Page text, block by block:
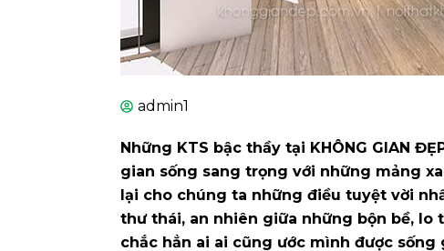
admin1
Những KTS bậc thầy tại KHÔNG GIAN
gian sống sang trọng với những mảng
lại cho chúng ta những điều tuyệt vời
thư thái, an nhiên giữa những bộn bề, lo
chắc hẳn ai ai cũng ước mình được